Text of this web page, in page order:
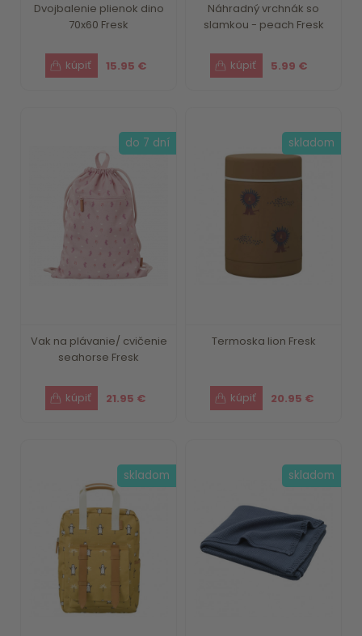
Dvojbalenie plienok dino
70x60 Fresk
15.95 €
Náhradný vrchnák so
slamkou - peach Fresk
5.99 €
Vak na plávanie/ cvičenie
seahorse Fresk
21.95 €
do 7 dní
Termoska lion Fresk
20.95 €
skladom
skladom skladom